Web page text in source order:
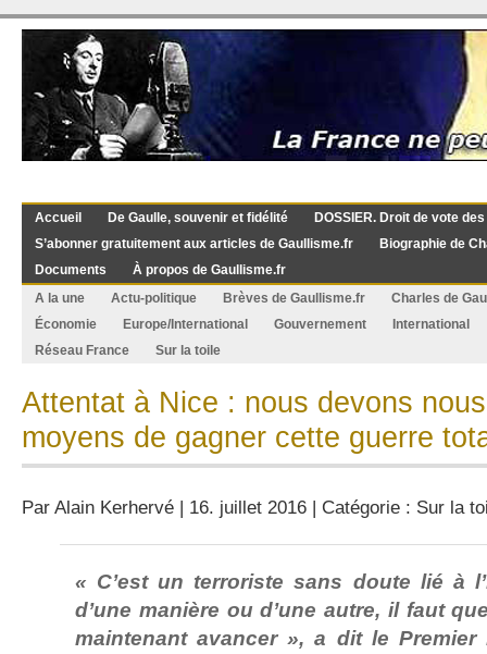
Accueil De Gaulle, souvenir et fidélité
DOSSIER. Droit de vote
S’abonner gratuitement aux articles de Gaullisme.fr
Biographie de
Documents
À propos de Gaullisme.fr
A la une
Actu-politique Brèves de Gaullisme.fr
Charles de
Économie
Europe/International Gouvernement
International
Réseau France
Sur la toile
Attentat à Nice : nous devons
moyens de gagner cette guerre
Par Alain Kerhervé | 16. juillet 2016 | Catégorie : Sur la
« C’est un terroriste sans doute lié à
d’une manière ou d’une autre, il faut
maintenant avancer », a dit le Premier